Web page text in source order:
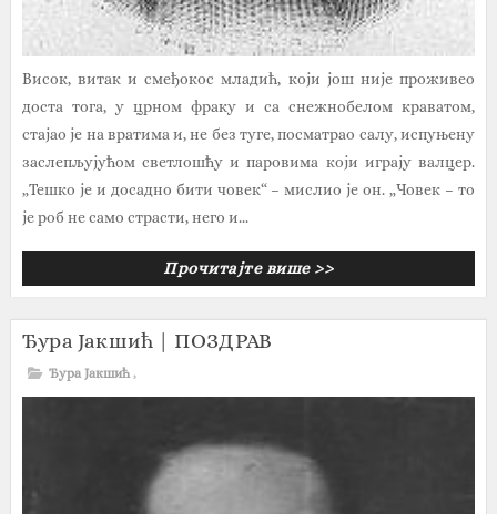
Висок, витак и смеђокос младић, који још није проживео
доста тога, у црном фраку и са снежнобелом краватом,
стајао је на вратима и, не без туге, посматрао салу, испуњену
заслепљујућом светлошћу и паровима који играју валцер.
„Тешко је и досадно бити човек“ – мислио је он. „Човек – то
је роб не само страсти, него и...
Прочитајте више >>
Ђура Јакшић | ПОЗДРАВ
Ђура Јакшић ,